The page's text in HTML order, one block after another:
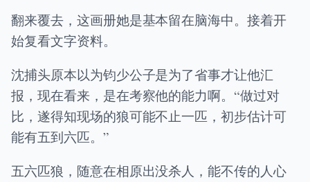
翻来覆去，这画册她是基本留在脑海中。接着开
始复看文字资料。
沈捕头原本以为钧少公子是为了省事才让他汇
报，现在看来，是在考察他的能力啊。“做过对
比，遂得知现场的狼可能不止一匹，初步估计可
能有五到六匹。”
五六匹狼，随意在相原出没杀人，能不传的人心